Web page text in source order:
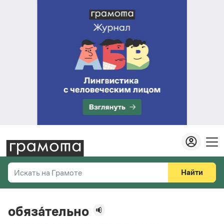
Искать на Грамоте
Справочная служба
Найти
обяза́тельно